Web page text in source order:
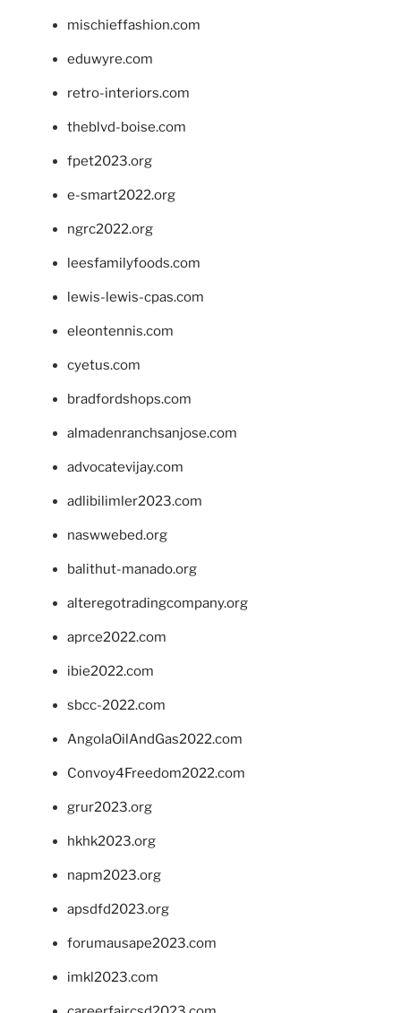
mischieffashion.com
eduwyre.com
retro-interiors.com
theblvd-boise.com
fpet2023.org
e-smart2022.org
ngrc2022.org
leesfamilyfoods.com
lewis-lewis-cpas.com
eleontennis.com
cyetus.com
bradfordshops.com
almadenranchsanjose.com
advocatevijay.com
adlibilimler2023.com
naswwebed.org
balithut-manado.org
alteregotradingcompany.org
aprce2022.com
ibie2022.com
sbcc-2022.com
AngolaOilAndGas2022.com
Convoy4Freedom2022.com
grur2023.org
hkhk2023.org
napm2023.org
apsdfd2023.org
forumausape2023.com
imkl2023.com